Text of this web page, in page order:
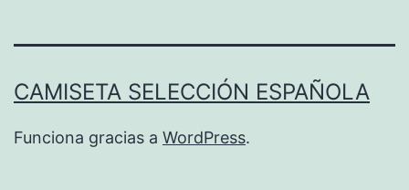
CAMISETA SELECCIÓN ESPAÑOLA
Funciona gracias a WordPress.